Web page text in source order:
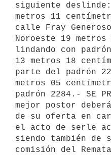
siguiente
metros 11
calle Fray
Noroeste 19
lindando con
13 metros 18
parte del padrón
metros 05
padrón 2284.- SE
mejor postor
de su oferta en
el acto de serle
siendo también de
comisión del